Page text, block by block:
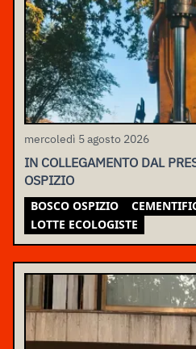
mercoledì 5 agosto 2026
IN COLLEGAMENTO DAL
OSPIZIO
BOSCO OSPIZIO
LOTTE ECOLOGISTE